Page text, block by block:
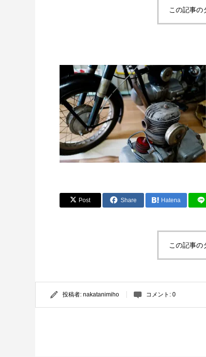
この記事の
Post Share Hatena
この記事の
投稿者: nakatanimiho コメント: 0